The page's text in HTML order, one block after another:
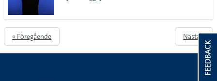
« Föregående Nästa »
FEEDBACK